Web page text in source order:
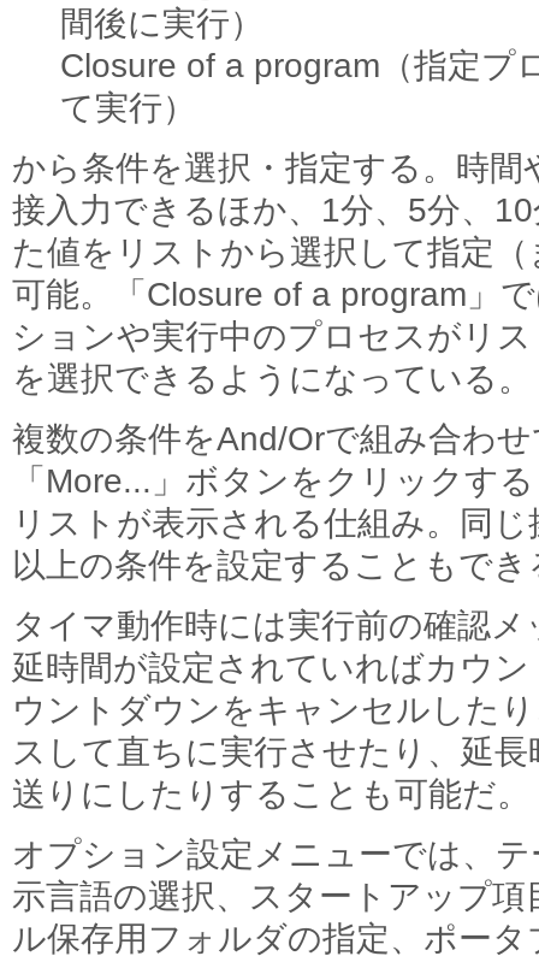
間後に実行）
Closure of a program（指定プ
て実行）
から条件を選択・指定する。時
接入力できるほか、1分、5分、
た値をリストから選択して指定
可能。「Closure of a program」
ションや実行中のプロセスがリ
を選択できるようになっている。
複数の条件をAnd/Orで組み合わ
「More...」ボタンをクリックす
リストが表示される仕組み。同
以上の条件を設定することもでき
タイマ動作時には実行前の確認
延時間が設定されていればカウ
ウントダウンをキャンセルした
スして直ちに実行させたり、延
送りにしたりすることも可能だ。
オプション設定メニューでは、
示言語の選択、スタートアップ
ル保存用フォルダの指定、ポー